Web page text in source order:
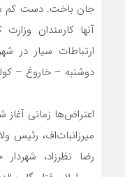
جان باخت. دست کم
آنها کارمندان
ارتباطات سیار در
دوشنبه – خاروغ –
میرزانبات‌اف، رئیس
رضا نظرزاد،